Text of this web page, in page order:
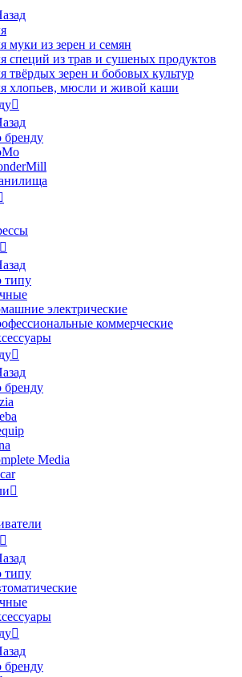
муки из зерен и семян
специй из трав и сушеных продуктов
твёрдых зерен и бобовых культур
хлопьев, мюсли и живой каши
бренду
типу
электрические
коммерческие
бренду
Media
типу
бренду